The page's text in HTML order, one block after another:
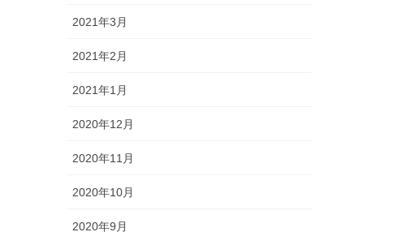
2021年3月
2021年2月
2021年1月
2020年12月
2020年11月
2020年10月
2020年9月